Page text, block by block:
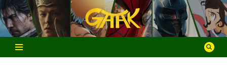
Aller
au
contenu